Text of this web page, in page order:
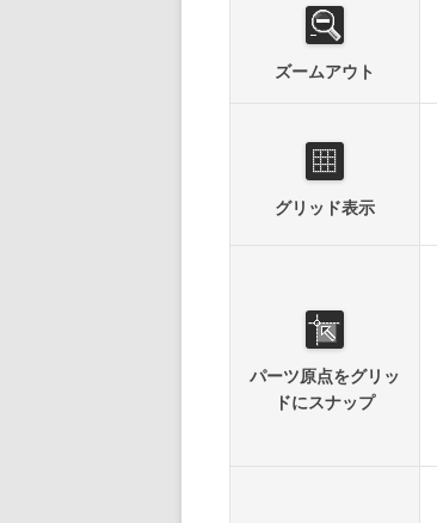
ズームアウト
グリッド表示
パーツ原点をグリッ
ドにスナップ